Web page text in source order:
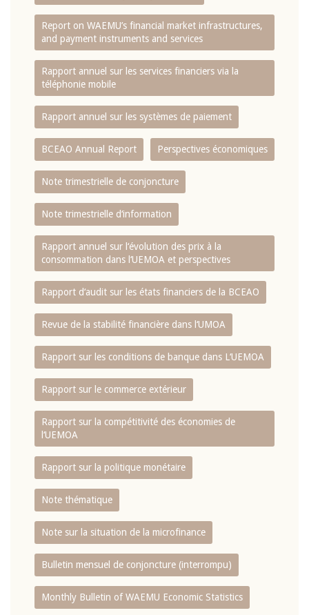
Report on WAEMU’s financial market infrastructures,
and payment instruments and services
Rapport annuel sur les services financiers via la
téléphonie mobile
Rapport annuel sur les systèmes de paiement
BCEAO Annual Report Perspectives économiques
Note trimestrielle de conjoncture
Note trimestrielle d‘information
Rapport annuel sur l‘évolution des prix à la
consommation dans l‘UEMOA et perspectives
Rapport d‘audit sur les états financiers de la BCEAO
Revue de la stabilité financière dans l‘UMOA
Rapport sur les conditions de banque dans L‘UEMOA
Rapport sur le commerce extérieur
Rapport sur la compétitivité des économies de
l‘UEMOA
Rapport sur la politique monétaire
Note thématique
Note sur la situation de la microfinance
Bulletin mensuel de conjoncture (interrompu)
Monthly Bulletin of WAEMU Economic Statistics